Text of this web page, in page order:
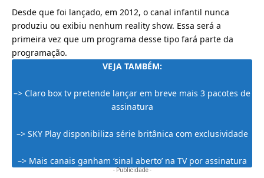
Desde que foi lançado, em 2012, o canal infantil nunca
produziu ou exibiu nenhum reality show. Essa será a
primeira vez que um programa desse tipo fará parte da
programação.
VEJA TAMBÉM:
–> Claro box tv pretende lançar em breve mais 3 pacotes de
assinatura
–> SKY Play disponibiliza série britânica com exclusividade
–> Mais canais ganham ‘sinal aberto’ na TV por assinatura
- Publicidade -